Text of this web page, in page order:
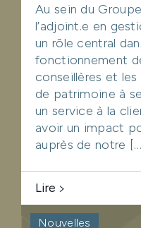
Au sein du
l’adjoint.e en
un rôle central
fonctionnement
conseillères et
de patrimoine à
un service à la
avoir un impact
auprès de notre
Lire
Nouvelles